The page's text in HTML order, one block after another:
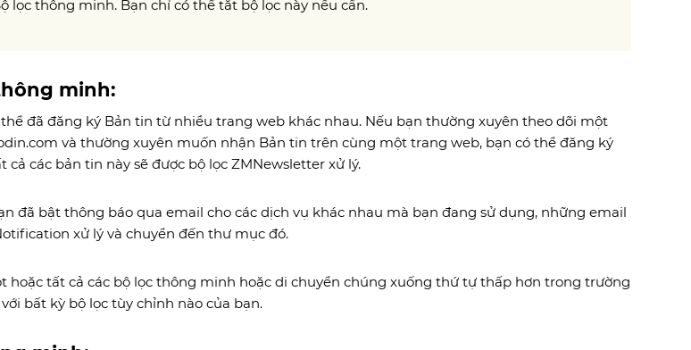
lọc thông minh. Bạn chỉ có thể tắt bộ lọc này nếu cần.
minh:
thể đã đăng ký Bản tin từ nhiều trang web khác nhau. Nếu bạn thường xuyên theo dõi một
và thường xuyên muốn nhận Bản tin trên cùng một trang web, bạn có thể đăng ký
cả các bản tin này sẽ được bộ lọc ZMNewsletter xử lý.
đã bật thông báo qua email cho các dịch vụ khác nhau mà bạn đang sử dụng, những email
xử lý và chuyển đến thư mục đó.
hoặc tất cả các bộ lọc thông minh hoặc di chuyển chúng xuống thứ tự thấp hơn trong trường
bất kỳ bộ lọc tùy chỉnh nào của bạn.